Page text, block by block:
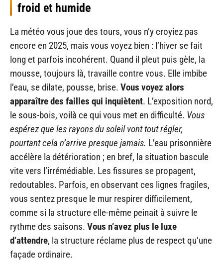
froid et humide
La météo vous joue des tours, vous n’y croyiez pas
encore en 2025, mais vous voyez bien : l’hiver se fait
long et parfois incohérent. Quand il pleut puis gèle, la
mousse, toujours là, travaille contre vous. Elle imbibe
l’eau, se dilate, pousse, brise. Vous voyez alors
apparaître des failles qui inquiètent. L’exposition nord,
le sous-bois, voilà ce qui vous met en difficulté. Vous
espérez que les rayons du soleil vont tout régler,
pourtant cela n’arrive presque jamais. L’eau prisonnière
accélère la détérioration ; en bref, la situation bascule
vite vers l’irrémédiable. Les fissures se propagent,
redoutables. Parfois, en observant ces lignes fragiles,
vous sentez presque le mur respirer difficilement,
comme si la structure elle-même peinait à suivre le
rythme des saisons. Vous n’avez plus le luxe
d’attendre, la structure réclame plus de respect qu’une
façade ordinaire.